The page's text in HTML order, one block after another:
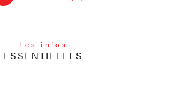
Les infos
ESSENTIELLES